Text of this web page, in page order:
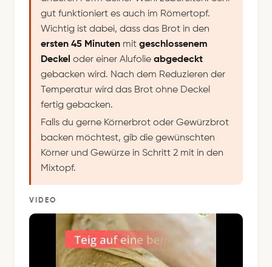
gut funktioniert es auch im Römertopf.
Wichtig ist dabei, dass das Brot in den
ersten 45 Minuten mit geschlossenem
Deckel oder einer Alufolie abgedeckt
gebacken wird. Nach dem Reduzieren der
Temperatur wird das Brot ohne Deckel
fertig gebacken.
Falls du gerne Körnerbrot oder Gewürzbrot
backen möchtest, gib die gewünschten
Körner und Gewürze in Schritt 2 mit in den
Mixtopf.
VIDEO